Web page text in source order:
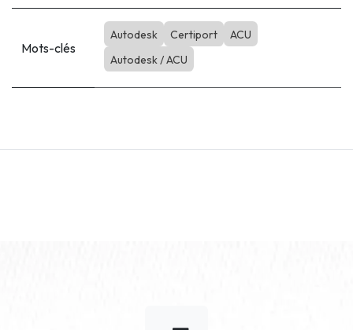
Mots-clés
Autodesk Certiport
ACU
Autodesk / ACU